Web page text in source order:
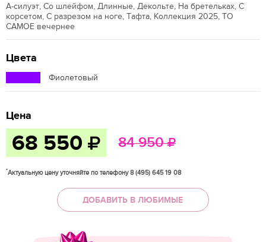
А-силуэт, Со шлейфом, Длинные, Декольте, На бретельках, С
корсетом, С разрезом на ноге, Тафта, Коллекция 2025, ТО
САМОЕ вечернее
Цвета
Фиолетовый
Цена
68 550 84 950
*Актуальную цену уточняйте по телефону 8 (495) 645 19 08
ДОБАВИТЬ В ЛЮБИМЫЕ